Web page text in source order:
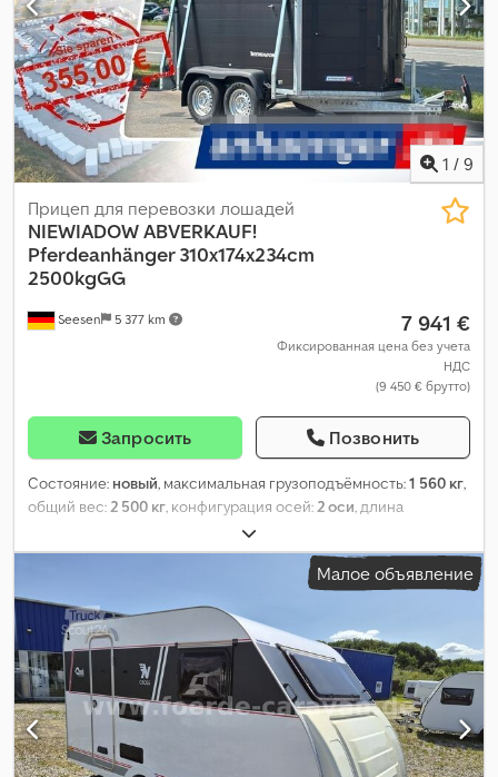
1 / 9
Seesen 5 377 km
Прицеп для перевозки лошадей
NIEWIADOWABVERKAUF!
Pferdeanhänger 310x174x234cm
2500kgGG
7 941 €
Фиксированная цена без учета
НДС
(9 450 € брутто)
Запросить Позвонить
Состояние: новый, максимальная грузоподъёмность:1 560 кг,
общий вес:2 500 кг, конфигурация осей:2 оси, длина
, ширина пространства для
загрузки:1 740 мм, высота грузового отсека:2 340 мм,
Малое объявление